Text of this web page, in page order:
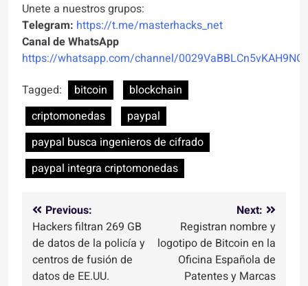
Unete a nuestros grupos:
Telegram: https://t.me/masterhacks_net
Canal de WhatsApp
https://whatsapp.com/channel/
Tagged:
bitcoin
blockchain
criptomonedas
paypal
paypal busca ingenieros de cifrado
paypal integra criptomonedas
Navegación
de
entradas
Previous:
Hackers filtran 269 GB
de datos de la policía y
centros de fusión de
datos de EE.UU.
Next:
Registran nombre y
logotipo de Bitcoin en la
Oficina Española de
Patentes y Marcas